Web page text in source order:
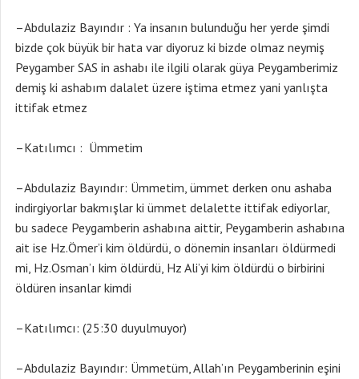
–Abdulaziz Bayındır : Ya insanın bulunduğu her yerde şimdi
bizde çok büyük bir hata var diyoruz ki bizde olmaz neymiş
Peygamber SAS in ashabı ile ilgili olarak güya Peygamberimiz
demiş ki ashabım dalalet üzere iştima etmez yani yanlışta
ittifak etmez
–Katılımcı : Ümmetim
–Abdulaziz Bayındır: Ümmetim, ümmet derken onu ashaba
indirgiyorlar bakmışlar ki ümmet delalette ittifak ediyorlar,
bu sadece Peygamberin ashabına aittir, Peygamberin ashabına
ait ise Hz.Ömer’i kim öldürdü, o dönemin insanları öldürmedi
mi, Hz.Osman’ı kim öldürdü, Hz Ali’yi kim öldürdü o birbirini
öldüren insanlar kimdi
–Katılımcı: (25:30 duyulmuyor)
–Abdulaziz Bayındır: Ümmetüm, Allah’ın Peygamberinin eşini